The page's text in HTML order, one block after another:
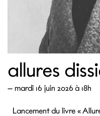
allures
— mardi 16 juin 2026 à 18h
Lancement du livre «